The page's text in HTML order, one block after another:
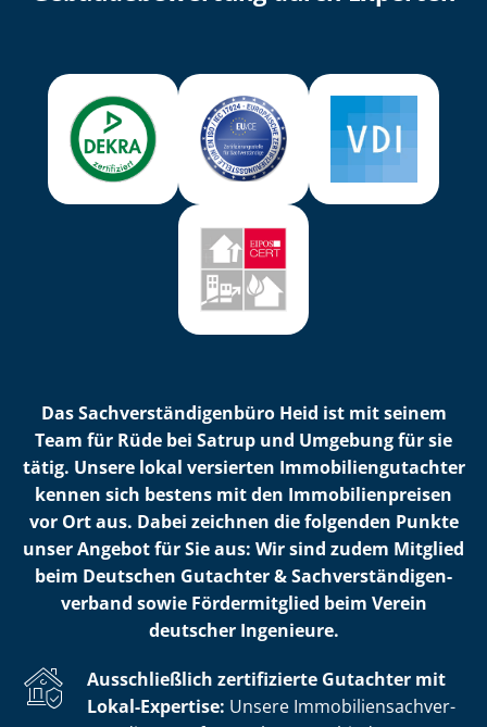
Das Sach­ver­stän­di­gen­bü­ro Heid ist mit seinem
Team für Rüde bei Satrup und Umgebung für sie
tätig. Unsere lokal versierten Im­mo­bi­li­en­gut­ach­ter
kennen sich bestens mit den Im­mo­bi­li­en­prei­sen
vor Ort aus. Dabei zeichnen die folgenden Punkte
unser Angebot für Sie aus: Wir sind zudem Mitglied
beim Deutschen Gutachter & Sach­ver­stän­di­gen­
ver­band sowie Fördermitglied beim Verein
deutscher Ingenieure.
Ausschließlich zertifizierte Gutachter mit
Lokal-Expertise: Unsere Im­mo­bi­li­en­sach­ver­